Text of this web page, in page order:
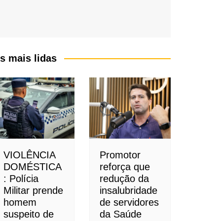
mais lidas
VIOLÊNCIA
DOMÉSTICA
: Polícia
Militar prende
homem
suspeito de
Promotor
reforça que
redução da
insalubridade
de servidores
da Saúde